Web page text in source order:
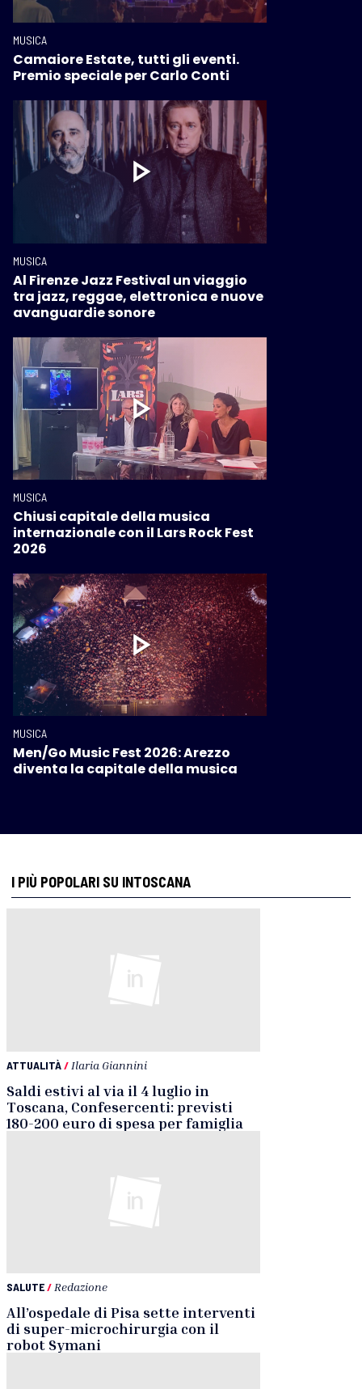
MUSICA
Camaiore Estate, tutti gli eventi.
Premio speciale per Carlo Conti
MUSICA
Al Firenze Jazz Festival un viaggio
tra jazz, reggae, elettronica e nuove
avanguardie sonore
MUSICA
Chiusi capitale della musica
internazionale con il Lars Rock Fest
2026
MUSICA
Men/Go Music Fest 2026: Arezzo
diventa la capitale della musica
I PIÙ POPOLARI SU INTOSCANA
ATTUALITÀ/ Ilaria Giannini
Saldi estivi al via il 4 luglio in
Toscana, Confesercenti: previsti
180-200 euro di spesa per famiglia
SALUTE/ Redazione
All’ospedale di Pisa sette interventi
di super-microchirurgia con il
robot Symani